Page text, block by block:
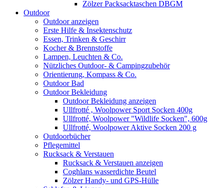
Zölzer Packsacktaschen DBGM
Outdoor
Outdoor anzeigen
Erste Hilfe & Insektenschutz
Essen, Trinken & Geschirr
Kocher & Brennstoffe
Lampen, Leuchten & Co.
Nützliches Outdoor- & Campingzubehör
Orientierung, Kompass & Co.
Outdoor Bad
Outdoor Bekleidung
Outdoor Bekleidung anzeigen
Ullfrotté , Woolpower Sport Socken 400g
Ullfrotté, Woolpower "Wildlife Socken", 600g
Ullfrotté, Woolpower Aktive Socken 200 g
Outdoorbücher
Pflegemittel
Rucksack & Verstauen
Rucksack & Verstauen anzeigen
Coghlans wasserdichte Beutel
Zölzer Handy- und GPS-Hülle